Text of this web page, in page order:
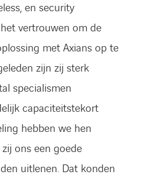
en security
vertrouwen om de
met Axians op te
zijn zij sterk
specialismen
capaciteitstekort
hebben we hen
ons een goede
uitlenen. Dat konden